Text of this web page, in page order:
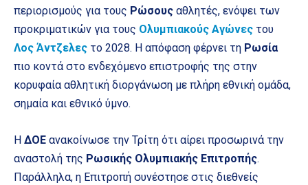
περιορισμούς για τους Ρώσους αθλητές, ενόψει των
προκριματικών για τους Ολυμπιακούς Αγώνες του
Λος Άντζελες το 2028. Η απόφαση φέρνει τη Ρωσία
πιο κοντά στο ενδεχόμενο επιστροφής της στην
κορυφαία αθλητική διοργάνωση με πλήρη εθνική ομάδα,
σημαία και εθνικό ύμνο.
Η ΔΟΕ ανακοίνωσε την Τρίτη ότι αίρει προσωρινά την
αναστολή της Ρωσικής Ολυμπιακής Επιτροπής.
Παράλληλα, η Επιτροπή συνέστησε στις διεθνείς